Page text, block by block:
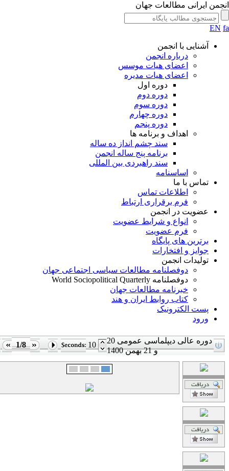
ایرانی مطالعات جهان
EN
آشنایی با انجمن
درباره انجمن
اعضای هیات موسس
اعضای هیات مدیره
دوره اول
دوره دوم
دوره سوم
دوره چهارم
دوره پنجم
اهداف و برنامه ها
سند چشم انداز ده ساله
برنامه پنج ساله انجمن
سند راهبردی بین المللی
اساسنامه
تماس با ما
اطلاعات تماس
فرم برقراری ارتباط
عضویت در انجمن
انواع و شرایط عضویت
فرم عضویت
برترین های پایگاه
جوایز و افتخارات
تولیدات انجمن
دوفصلنامه مطالعات سیاسی اجتماعی جهان
دوفصلنامه World Sociopolitical Quarterly
خبرنامه مطالعات جهان
کتاب روابط ایران و هند
پست الکترونیک
ورود
1/8 10
دوره عالی دیپلماسی عمومی 20
و 21 بهمن 1400